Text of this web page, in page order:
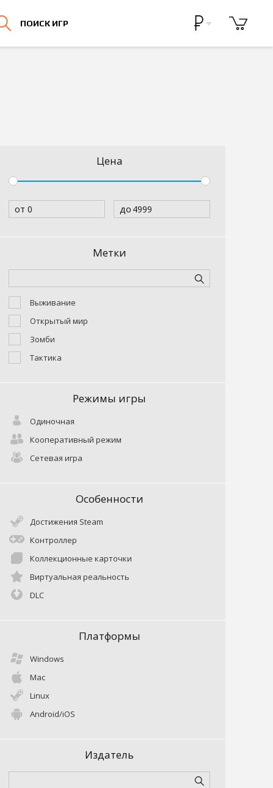
ПОИСК ИГР
Цена
от до
Метки
Выживание
Открытый мир
Зомби
Тактика
Режимы игры
Одиночная
Кооперативный режим
Сетевая игра
Особенности
Достижения Steam
Контроллер
Коллекционные карточки
Виртуальная реальность
DLC
Платформы
Windows
Mac
Linux
Android/iOS
Издатель